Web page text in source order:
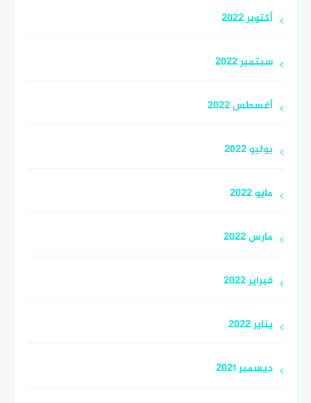
أكتوبر 2022
سبتمبر 2022
أغسطس 2022
يوليو 2022
مايو 2022
مارس 2022
فبراير 2022
يناير 2022
ديسمبر 2021